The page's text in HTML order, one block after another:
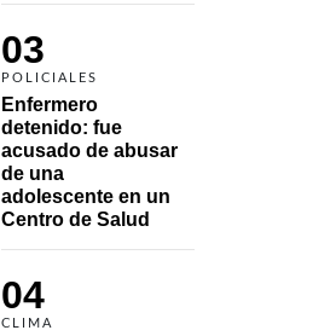
03
POLICIALES
Enfermero
detenido: fue
acusado de abusar
de una
adolescente en un
Centro de Salud
04
CLIMA